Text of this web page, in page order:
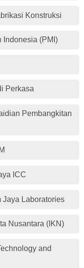
Konstruksi
Indonesia (PMI)
Perkasa
Pembangkitan
ICC
Jaya Laboratories
Nusantara (IKN)
and